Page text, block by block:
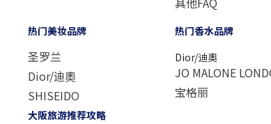
热门美妆品牌
圣罗兰
Dior/迪奧
SHISEIDO
热门香水品牌
Dior/迪奧
JO MALONE
宝格丽
大阪旅游推荐攻略